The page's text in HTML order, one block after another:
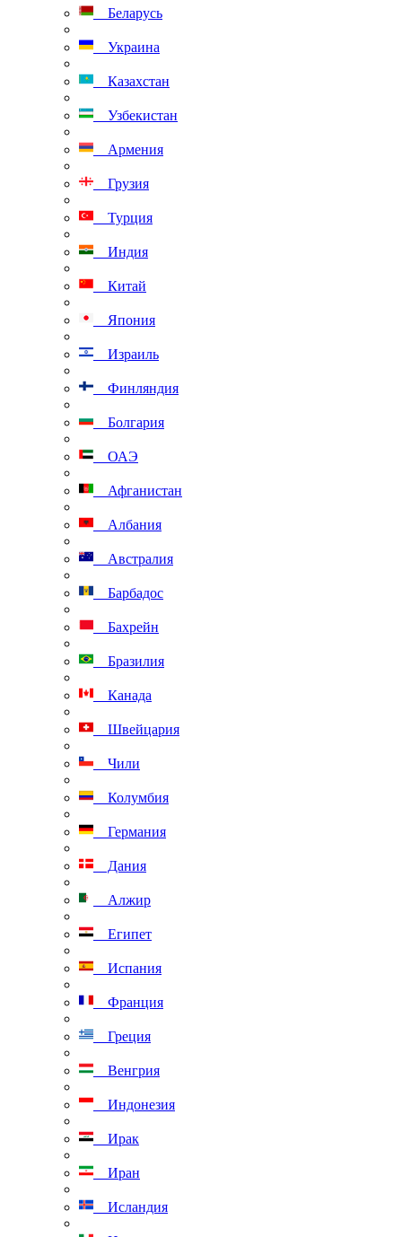
Беларусь
Украина
Казахстан
Узбекистан
Армения
Грузия
Турция
Индия
Китай
Япония
Израиль
Финляндия
Болгария
ОАЭ
Афганистан
Албания
Австралия
Барбадос
Бахрейн
Бразилия
Канада
Швейцария
Чили
Колумбия
Германия
Дания
Алжир
Египет
Испания
Франция
Греция
Венгрия
Индонезия
Ирак
Иран
Исландия